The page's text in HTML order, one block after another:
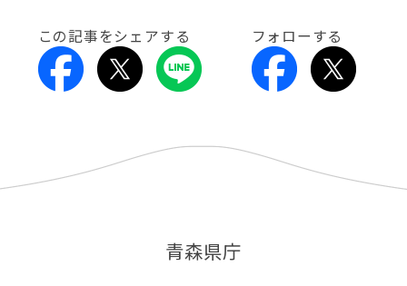
この記事をシェアする フォローする
青森県庁